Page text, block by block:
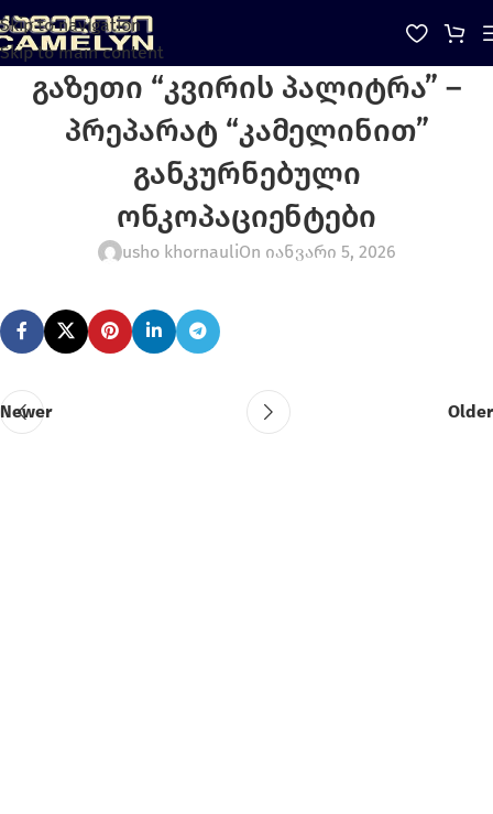
Skip to navigation
Skip to main content
გაზეთი “კვირის პალიტრა” –
პრეპარატ “კამელინით”
განკურნებული
ონკოპაციენტები
usho khornauliOn იანვარი 5, 2026
Newer Older